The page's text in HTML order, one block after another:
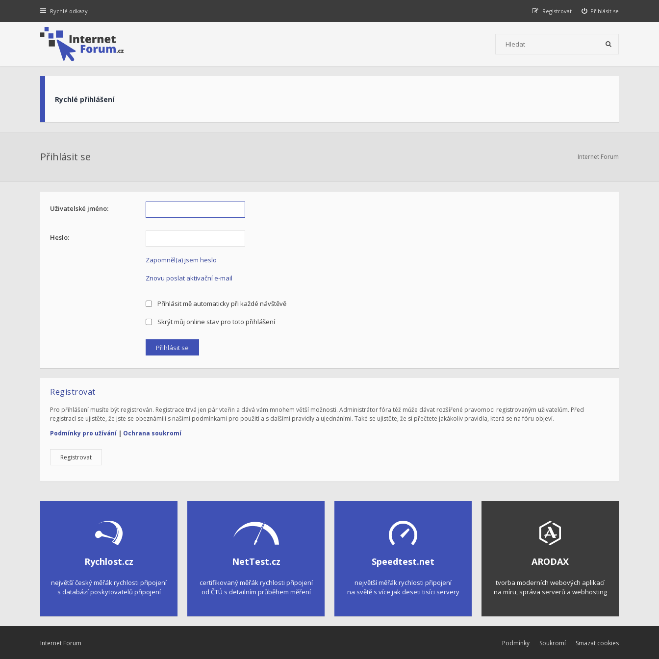
Rychlé odkazy Přihlásit se
Registrovat
Rychlé přihlášení
Přihlásit se Internet Forum
Uživatelské jméno:
Heslo:
Zapomněl(a) jsem heslo
Znovu poslat aktivační e-mail
Přihlásit mě automaticky při každé návštěvě
Skrýt můj online stav pro toto přihlášení
Registrovat
Pro přihlášení musíte být registrován. Registrace trvá jen pár vteřin a dává vám mnohem větší možnosti. Administrátor fóra též může dávat rozšířené pravomoci registrovaným uživatelům. Před
registrací se ujistěte, že jste se obeznámili s našimi podmínkami pro použití a s dalšími pravidly a ujednáními. Také se ujistěte, že si přečtete jakákoliv pravidla, která se na fóru objeví.
Podmínky pro užívání | Ochrana soukromí
Registrovat
Rychlost.cz
největší český měřák rychlosti připojení
s databází poskytovatelů připojení
NetTest.cz
certifikovaný měřák rychlosti připojení
od ČTÚ s detailním průběhem měření
Speedtest.net
největší měřák rychlosti připojení
na světě s více jak deseti tisíci servery
ARODAX
tvorba moderních webových aplikací
na míru, správa serverů a webhosting
Internet Forum Smazat cookies
Soukromí
Podmínky